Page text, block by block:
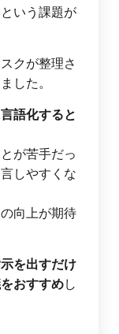
いう課題が
クが整理さ
した。
語化すると
が苦手だっ
しやすくな
向上が期待
を出すだけ
おすすめし